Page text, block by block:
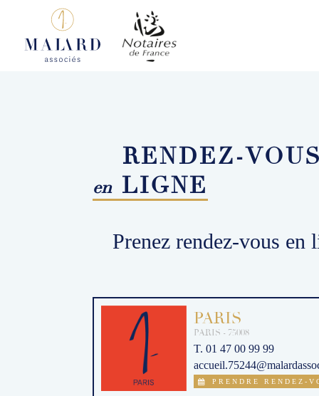
RENDEZ-
en LIGNE
Prenez rendez-vous en
PARIS
PARIS - 75008
T. 01 47 00 99 99
 PRENDRE RENDEZ-